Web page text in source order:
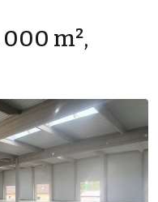
m²,